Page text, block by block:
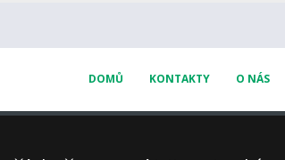
DOMŮ KONTAKTY O NÁS